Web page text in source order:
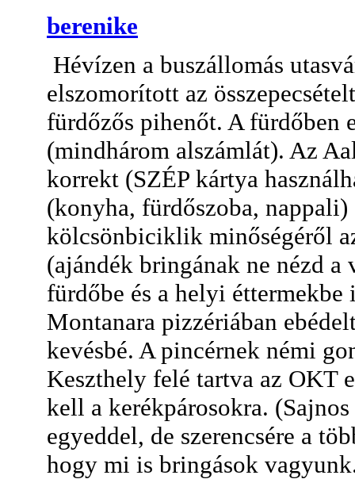
berenike
Hévízen a buszállomás
elszomorított az
fürdőzős pihenőt. A fürdőben
(mindhárom alszámlát). Az
korrekt (SZÉP kártya
(konyha, fürdőszoba,
kölcsönbiciklik minőségéről
(ajándék bringának ne nézd
fürdőbe és a helyi
Montanara pizzériában
kevésbé. A pincérnek némi
Keszthely felé tartva az OKT
kell a kerékpárosokra.
egyeddel, de szerencsére a
hogy mi is bringások